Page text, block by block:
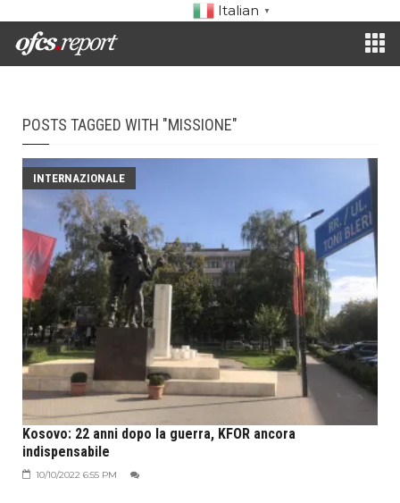
Italian ▼
POSTS TAGGED WITH "MISSIONE"
INTERNAZIONALE
Kosovo: 22 anni dopo la guerra, KFOR ancora
indispensabile
10/10/2022 6:55 PM